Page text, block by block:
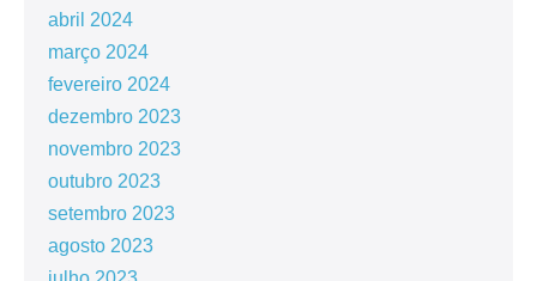
abril 2024
março 2024
fevereiro 2024
dezembro 2023
novembro 2023
outubro 2023
setembro 2023
agosto 2023